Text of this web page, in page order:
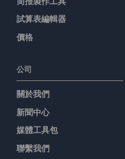
試算表編輯器
價格
公司
關於我們
新聞中心
媒體工具包
聯繫我們